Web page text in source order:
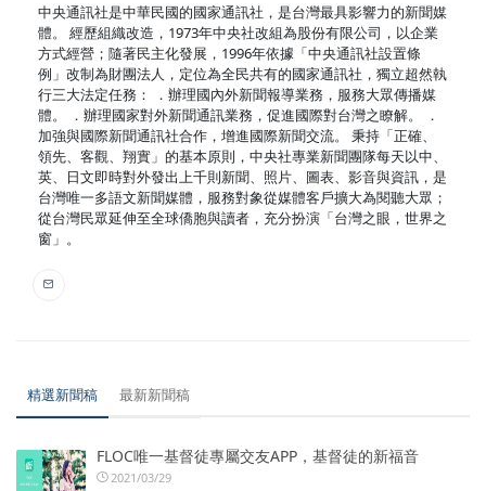
中央通訊社是中華民國的國家通訊社，是台灣最具影響力的新聞媒
體。 經歷組織改造，1973年中央社改組為股份有限公司，以企業
方式經營；隨著民主化發展，1996年依據「中央通訊社設置條
例」改制為財團法人，定位為全民共有的國家通訊社，獨立超然執
行三大法定任務： ．辦理國內外新聞報導業務，服務大眾傳播媒
體。 ．辦理國家對外新聞通訊業務，促進國際對台灣之瞭解。 ．
加強與國際新聞通訊社合作，增進國際新聞交流。 秉持「正確、
領先、客觀、翔實」的基本原則，中央社專業新聞團隊每天以中、
英、日文即時對外發出上千則新聞、照片、圖表、影音與資訊，是
台灣唯一多語文新聞媒體，服務對象從媒體客戶擴大為閱聽大眾；
從台灣民眾延伸至全球僑胞與讀者，充分扮演「台灣之眼，世界之
窗」。
精選新聞稿 最新新聞稿
FLOC唯一基督徒專屬交友APP，基督徒的新福音
2021/03/29